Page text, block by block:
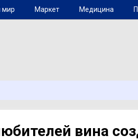
мир Маркет Медицина
вина